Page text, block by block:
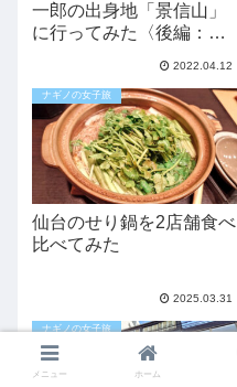
一郎の出身地「景信山」
に行ってみた〈後編：山
2022.04.12
ナギノの女子旅
仙台のせり鍋を2店舗食べ
比べてみた
2025.03.31
ナギノの女子旅
メニュー ホーム